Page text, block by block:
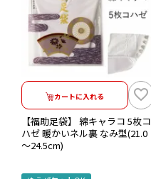
カートに入れる
【福助足袋】 綿キャラコ 5枚コ
ハゼ 暖かいネル裏 なみ型(21.0
～24.5cm)